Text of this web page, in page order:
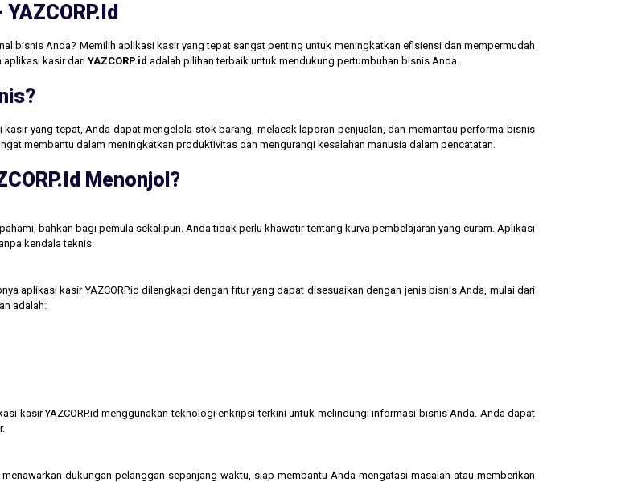
bisnis Anda? Memilih aplikasi kasir yang tepat sangat penting untuk meningkatkan efisiensi dan mempermudah
aplikasi kasir dariYAZCORP.id adalah pilihan terbaik untuk mendukung pertumbuhan bisnis Anda.
yang tepat, Anda dapat mengelola stok barang, melacak laporan penjualan, dan memantau performa bisnis
membantu dalam meningkatkan produktivitas dan mengurangi kesalahan manusia dalam pencatatan.
Menonjol?
bahkan bagi pemula sekalipun. Anda tidak perlu khawatir tentang kurva pembelajaran yang curam. Aplikasi
kendala teknis.
aplikasi kasir YAZCORP.id dilengkapi dengan fitur yang dapat disesuaikan dengan jenis bisnis Anda, mulai dari
adalah:
kasir YAZCORP.id menggunakan teknologi enkripsi terkini untuk melindungi informasi bisnis Anda. Anda dapat
dukungan pelanggan sepanjang waktu, siap membantu Anda mengatasi masalah atau memberikan